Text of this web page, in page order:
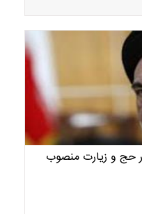
حج و زيارت منصوب